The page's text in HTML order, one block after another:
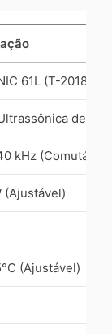
61L (T-2018D)
de
kHz (Comutável)
(Ajustável)
(Ajustável)